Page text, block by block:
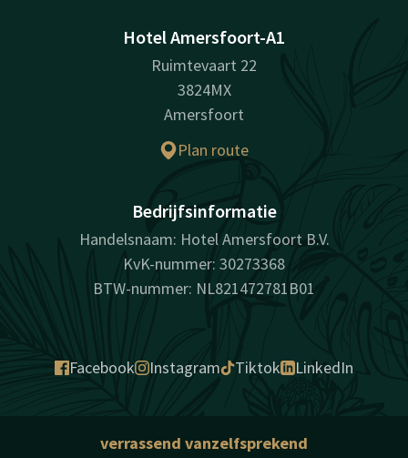
Hotel Amersfoort-A1
Ruimtevaart 22
3824MX
Amersfoort
Plan route
Bedrijfsinformatie
Handelsnaam: Hotel Amersfoort B.V.
KvK-nummer: 30273368
BTW-nummer: NL821472781B01
Facebook Instagram Tiktok LinkedIn
verrassend vanzelfsprekend